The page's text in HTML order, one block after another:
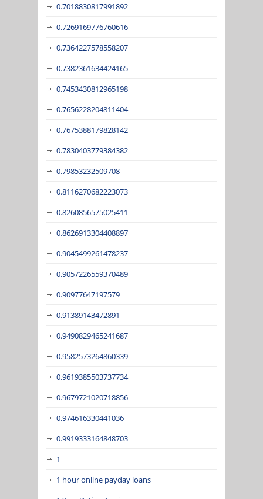
0.7018830817991892
0.7269169776760616
0.7364227578558207
0.7382361634424165
0.7453430812965198
0.7656228204811404
0.7675388179828142
0.7830403779384382
0.79853232509708
0.8116270682223073
0.8260856575025411
0.8626913304408897
0.9045499261478237
0.9057226559370489
0.90977647197579
0.91389143472891
0.9490829465241687
0.9582573264860339
0.9619385503737734
0.9679721020718856
0.974616330441036
0.9919333164848703
1
1 hour online payday loans